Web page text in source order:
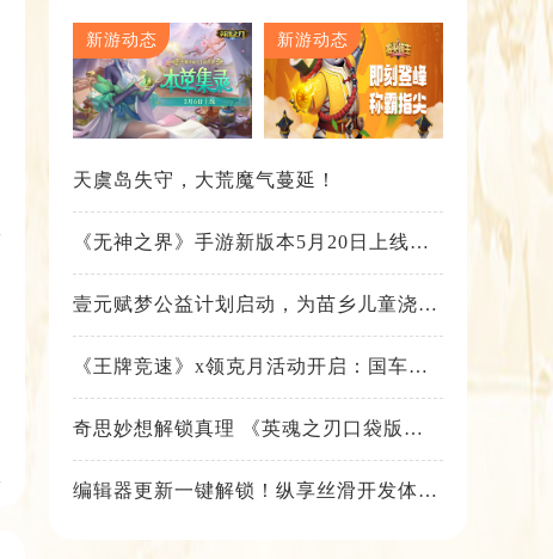
新游动态 新游动态
天虞岛失守，大荒魔气蔓延！
《无神之界》手游新版本5月20日上线，
壹元赋梦公益计划启动，为苗乡儿童浇筑
《王牌竞速》x领克月活动开启：国车喜
奇思妙想解锁真理 《英魂之刃口袋版》
编辑器更新一键解锁！纵享丝滑开发体